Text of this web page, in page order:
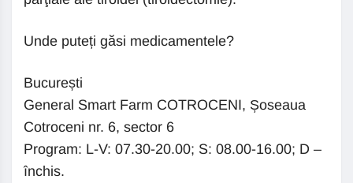
Unde puteți găsi medicamentele?
București
General Smart Farm COTROCENI, Șoseaua
Cotroceni nr. 6, sector 6
Program: L-V: 07.30-20.00; S: 08.00-16.00; D –
închis.